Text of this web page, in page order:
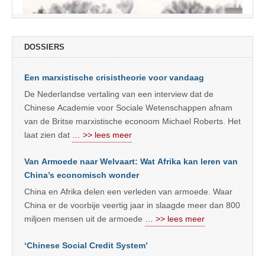
DOSSIERS
Een marxistische crisistheorie voor vandaag
De Nederlandse vertaling van een interview dat de
Chinese Academie voor Sociale Wetenschappen afnam
van de Britse marxistische econoom Michael Roberts. Het
laat zien dat
… >> lees meer
Van Armoede naar Welvaart: Wat Afrika kan leren van
China’s economisch wonder
China en Afrika delen een verleden van armoede. Waar
China er de voorbije veertig jaar in slaagde meer dan 800
miljoen mensen uit de armoede
… >> lees meer
‘Chinese Social Credit System’